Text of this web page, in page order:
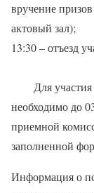
вручение
актовый зал);
13:30 – отъезд
Для
необходимо до
приемной
заполненной
Информация о